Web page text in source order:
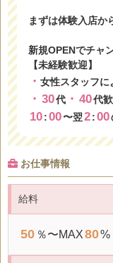
まずは体験入店か
新規OPENでチャ
【未経験歓迎】
・ 女性スタッフに
・ 30代・ 40代
10 :00〜翌2 :00
お仕事情報
給料
50 ％〜MAX80%